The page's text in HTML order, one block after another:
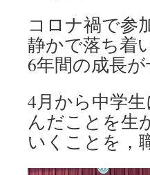
コロナ禍で参
静かで落ち着
6年間の成長
4月から中学
んだことを生
いくことを，